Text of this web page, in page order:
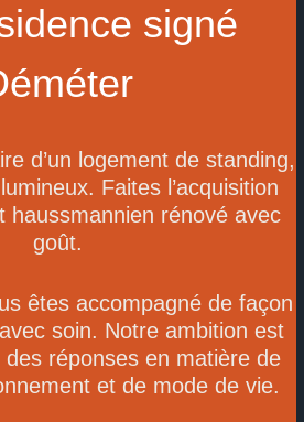
signé
d’un logement de standing,
Faites l’acquisition
haussmannien rénové avec
goût.
êtes accompagné de façon
soin. Notre ambition est
réponses en matière de
et de mode de vie.